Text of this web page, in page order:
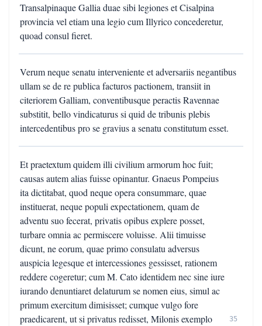
Transalpinaque Gallia duae sibi legiones et Cisalpina
provincia vel etiam una legio cum Illyrico concederetur,
quoad consul fieret.
Verum neque senatu interveniente et adversariis negantibus
ullam se de re publica facturos pactionem, transiit in
citeriorem Galliam, conventibusque peractis Ravennae
substitit, bello vindicaturus si quid de tribunis plebis
intercedentibus pro se gravius a senatu constitutum esset.
Et praetextum quidem illi civilium armorum hoc fuit;
causas autem alias fuisse opinantur. Gnaeus Pompeius
ita dictitabat, quod neque opera consummare, quae
instituerat, neque populi expectationem, quam de
adventu suo fecerat, privatis opibus explere posset,
turbare omnia ac permiscere voluisse. Alii timuisse
dicunt, ne eorum, quae primo consulatu adversus
auspicia legesque et intercessiones gessisset, rationem
reddere cogeretur; cum M. Cato identidem nec sine iure
iurando denuntiaret delaturum se nomen eius, simul ac
primum exercitum dimisisset; cumque vulgo fore
praedicarent, ut si privatus redisset, Milonis exemplo
35